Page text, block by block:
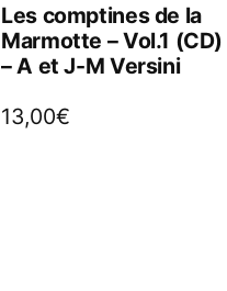
Les comptines de la
Marmotte – Vol.1 (CD)
– A et J-M Versini
13,00€